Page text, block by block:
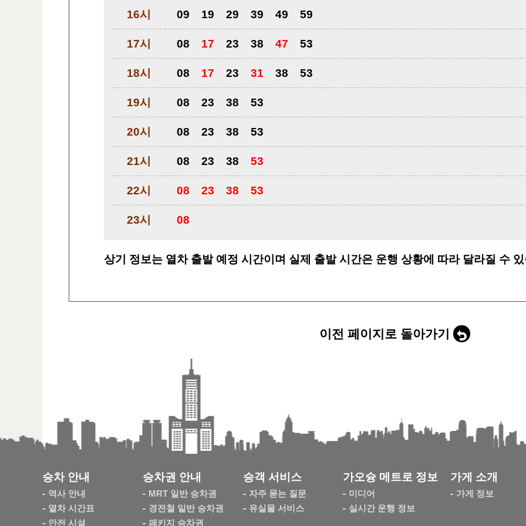
16시 09 19 29 39 49 59
17시 08 17 23 38 47 53
18시 08 17 23 31 38 53
19시 08 23 38 53
20시 08 23 38 53
21시 08 23 38 53
22시 08 23 38 53
23시 08
상기 정보는 열차 출발 예정 시간이며 실제 출발 시간은 운행 상황에 따라 달라질 수
이전 페이지로 돌아가기
승차 안내
역사 안내
열차 시간표
안전 시설
승차권 안내
MRT 일반 승차권
경전철 일반 승차권
패키지 승차권
승객 서비스
자주 묻는 질문
유실물 서비스
가오슝 메트로 정보
미디어
실시간 운행 정보
가게 소개
가게 정보